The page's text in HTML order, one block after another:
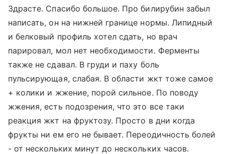
Здрасте. Спасибо большое. Про билирубин забыл
написать, он на нижней границе нормы. Липидный
и белковый профиль хотел сдать, но врач
парировал, мол нет необходимости. Ферменты
также не сдавал. В груди и паху боль
пульсирующая, слабая. В области жкт тоже самое
+ колики и жжение, порой сильное. По поводу
жжения, есть подозрения, что это все таки
реакция жкт на фруктозу. Просто в дни когда
фрукты ни ем его не бывает. Переодичность болей
- от нескольких минут до нескольких часов.